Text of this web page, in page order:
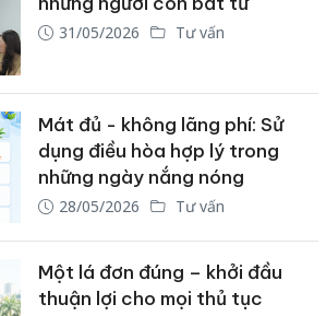
31/05/2026 Tư vấn
Mát đủ - không lãng phí: Sử
dụng điều hòa hợp lý trong
những ngày nắng nóng
28/05/2026 Tư vấn
Một lá đơn đúng – khởi đầu
thuận lợi cho mọi thủ tục